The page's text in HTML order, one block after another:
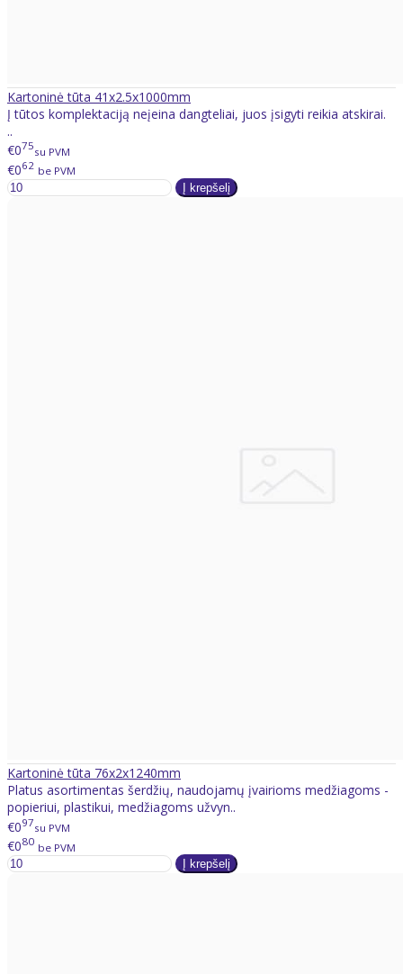
Kartoninė tūta 41x2.5x1000mm
Į tūtos komplektaciją neįeina dangteliai, juos įsigyti reikia atskirai.
..
€075su PVM
€062 be PVM
Kartoninė tūta 76x2x1240mm
Platus asortimentas šerdžių, naudojamų įvairioms medžiagoms -
popieriui, plastikui, medžiagoms užvyn..
€097su PVM
€080 be PVM